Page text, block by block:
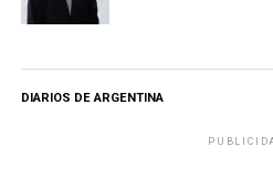
DIARIOS DE ARGENTINA